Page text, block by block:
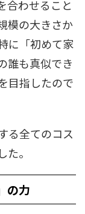
合わせること
模の大きさか
に「初めて家
誰も真似でき
目指したので
る全てのコス
た。
の力